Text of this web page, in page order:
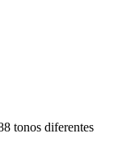
tonos diferentes